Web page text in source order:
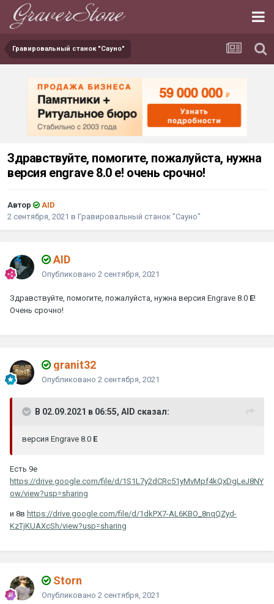
Гравировальный станок "Сауно"
Здравствуйте, помогите, пожалуйста, нужна
версия engrave 8.0 e! очень срочно!
Автор
AID
2 сентября, 2021 в Гравировальный станок "Сауно"
AID
Опубликовано 2 сентября, 2021
Здравствуйте, помогите, пожалуйста, нужна версия Engrave 8.0 E!
Очень срочно!
granit32
Опубликовано 2 сентября, 2021
В 02.09.2021 в 06:55, AID сказал:
версия Engrave 8.0 E
Есть 9е
https://drive.google.com/file/d/1S1L7y2dCRc51yMvMpf4kQxDgLeJ8NY
ow/view?usp=sharing
и 8в https://drive.google.com/file/d/1dkPX7-AL6KBO_8nqQZyd-
KzTjKUAXcSh/view?usp=sharing
Storn
Опубликовано 2 сентября, 2021